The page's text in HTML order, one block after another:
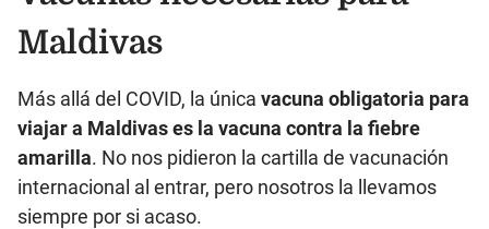
Maldivas
Más allá del COVID, la única vacuna obligatoria para
viajar a Maldivas es la vacuna contra la fiebre
amarilla. No nos pidieron la cartilla de vacunación
internacional al entrar, pero nosotros la llevamos
siempre por si acaso.